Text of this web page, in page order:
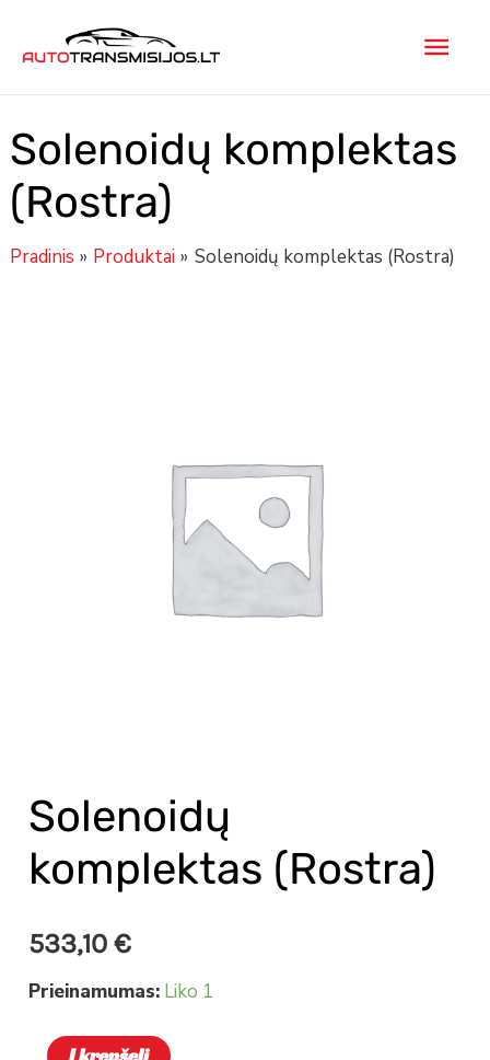
prie
Solenoidų komplektas
(Rostra)
Pradinis Produktai Solenoidų komplektas (Rostra)
Solenoidų
komplektas (Rostra)
533,10€
Prieinamumas: Liko 1